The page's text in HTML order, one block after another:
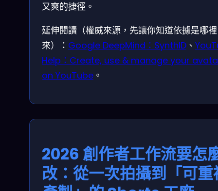
又爽的捷徑。
延伸閱讀（權威來源，先讓你知道依據是哪裡
來）： Google DeepMind：SynthID 、
Help：Create, use & manage your
on YouTube 。
2026 創作者工作流要怎
改：從一次拍攝到「可重